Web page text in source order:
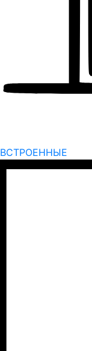
ВСТРОЕННЫЕ